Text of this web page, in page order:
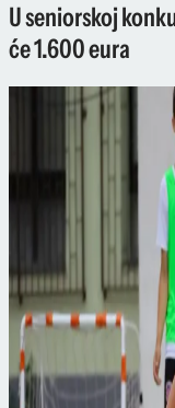
U seniorskoj
će 1.600 eura